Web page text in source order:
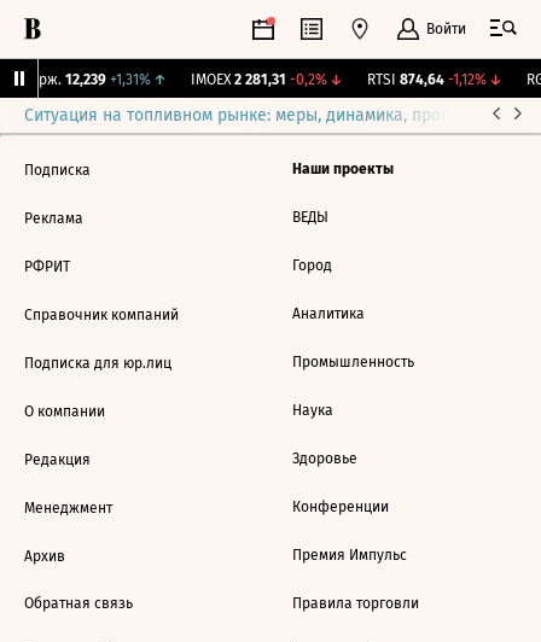
Войти
Бирж. 12,239 +1,31%↑ IMOEX 2 281,31 -0,2%↓ RTSI 874,64 -1,12%↓
Ситуация на топливном рынке: меры, динамика, прогнозы
Подписка
Реклама
РФРИТ
Справочник компаний
Подписка для юр.лиц
О компании
Редакция
Менеджмент
Архив
Обратная связь
Наши проекты
ВЕДЫ
Город
Аналитика
Промышленность
Наука
Здоровье
Конференции
Премия Импульс
Правила торговли